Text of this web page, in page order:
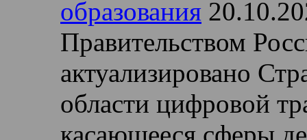
образования
Правительством
актуализировано
области цифровой